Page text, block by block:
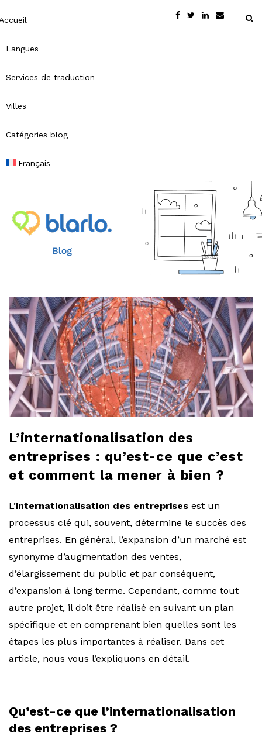
Langues
Services de traduction
Villes
Catégories blog
Français
B
r
l
o
b
o
g
L’internationalisation des
entreprises : qu’est-ce que c’est
et comment la mener à bien ?
L’internationalisation des entreprises est un
processus clé qui, souvent, détermine le succès des
entreprises. En général, l’expansion d’un marché est
synonyme d’augmentation des ventes,
d’élargissement du public et par conséquent,
d’expansion à long terme. Cependant, comme tout
autre projet, il doit être réalisé en suivant un plan
spécifique et en comprenant bien quelles sont les
étapes les plus importantes à réaliser. Dans cet
article, nous vous l’expliquons en détail.
Qu’est-ce que l’internationalisation
des entreprises ?